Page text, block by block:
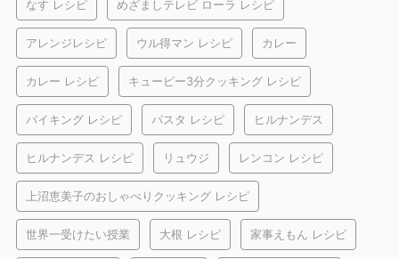
なす レシピ めざましテレビ ローラ レシピ
アレンジレシピ ウル得マン レシピ カレー
カレー レシピ キューピー3分クッキング レシピ
バイキング レシピ パスタ レシピ ヒルナンデス
ヒルナンデス レシピ リュウジ レンコン レシピ
上沼恵美子のおしゃべりクッキング レシピ
世界一受けたい授業 大根 レシピ 家事えもん レシピ